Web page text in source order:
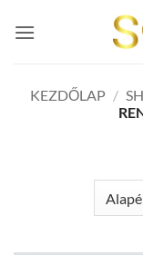
KEZDŐLAP /